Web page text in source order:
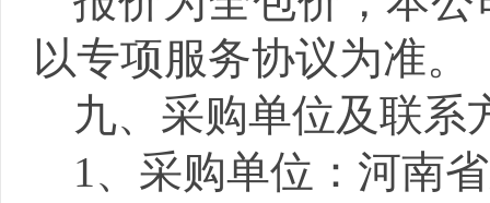
以专项服务协议为准。
九、采购单位及联系
1、采购单位： 河南